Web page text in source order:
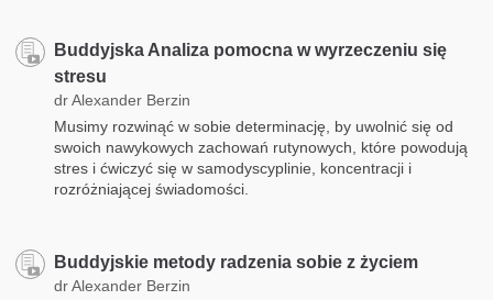
Buddyjska Analiza pomocna w wyrzeczeniu się
stresu
dr Alexander Berzin
Musimy rozwinąć w sobie determinację, by uwolnić się od
swoich nawykowych zachowań rutynowych, które powodują
stres i ćwiczyć się w samodyscyplinie, koncentracji i
rozróżniającej świadomości.
Buddyjskie metody radzenia sobie z życiem
dr Alexander Berzin